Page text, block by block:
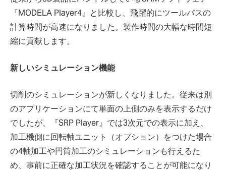
『MODELA Player4』と比較し、飛躍的にツールパスの
計算時間が高速になりました。製作時間の大幅な時間短
縮に貢献します。
新しいシミュレーション機能
切削のシミュレーションが新しくなりました。従来は別
のアプリケーションにて単面の上側のみを表示するだけ
でしたが、『SRP Player』では3次元での表示に加え、
加工機側に回転軸ユニット（オプション）をつけた場合
の4軸加工や円筒加工のシミュレーションも行えるた
め、事前に正確な加工状況を確認することが可能になり